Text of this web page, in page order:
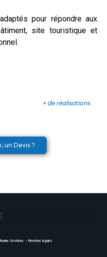
pour répondre aux
site touristique et
+ de réalisations
un Devis ?
Auxine Créations – Mentions légales